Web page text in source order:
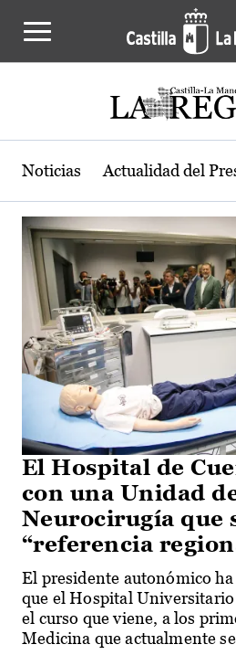
Actualidad de la
Noticias Actualidad del
El Hospital de
con una Unidad
Neurocirugía que
“referencia
El presidente autonómico
que el Hospital Universitario
el curso que viene, a los
Medicina que actualmente